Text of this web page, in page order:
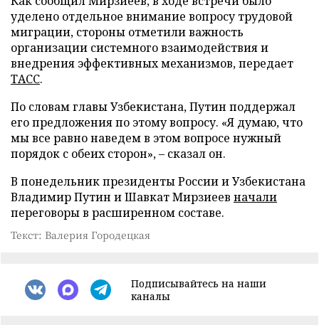
уделено отдельное внимание вопросу трудовой
миграции, стороны отметили важность
организации системного взаимодействия и
внедрения эффективных механизмов, передает
ТАСС.
По словам главы Узбекистана, Путин поддержал
его предложения по этому вопросу. «Я думаю, что
мы все равно наведем в этом вопросе нужный
порядок с обеих сторон», – сказал он.
В понедельник президенты России и Узбекистана
Владимир Путин и Шавкат Мирзиеев начали
переговоры в расширенном составе.
Текст: Валерия Городецкая
Подписывайтесь на наши
каналы